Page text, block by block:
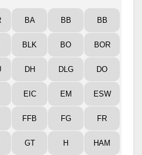
BA BB BB
BLK BO BOR
DH DLG DO
EIC EM ESW
FFB FG FR
GT H HAM